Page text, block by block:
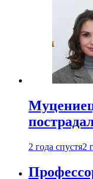
2 года спустя2